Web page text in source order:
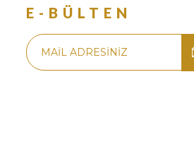
E-BÜLTEN